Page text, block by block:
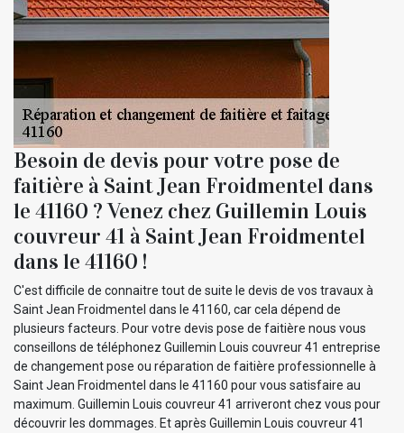
Besoin de devis pour votre pose de
faitière à Saint Jean Froidmentel dans
le 41160 ? Venez chez Guillemin Louis
couvreur 41 à Saint Jean Froidmentel
dans le 41160 !
C'est difficile de connaitre tout de suite le devis de vos travaux à
Saint Jean Froidmentel dans le 41160, car cela dépend de
plusieurs facteurs. Pour votre devis pose de faitière nous vous
conseillons de téléphonez Guillemin Louis couvreur 41 entreprise
de changement pose ou réparation de faitière professionnelle à
Saint Jean Froidmentel dans le 41160 pour vous satisfaire au
maximum. Guillemin Louis couvreur 41 arriveront chez vous pour
découvrir les dommages. Et après Guillemin Louis couvreur 41